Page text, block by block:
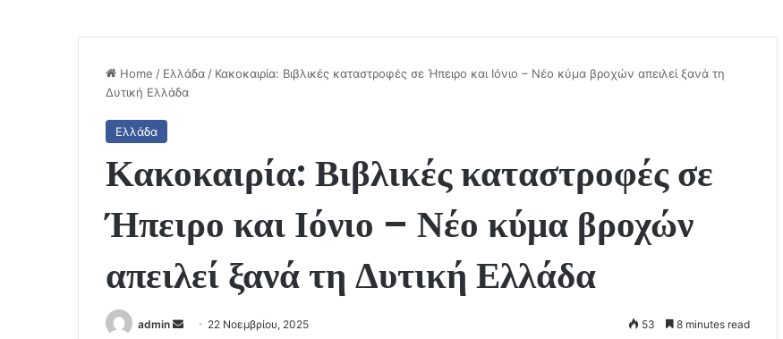
Home / Ελλάδα / Κακοκαιρία: Βιβλικές καταστροφές σε Ήπειρο και Ιόνιο – Νέο κύμα βροχών απειλεί ξανά τη
Δυτική Ελλάδα
Ελλάδα
Κακοκαιρία: Βιβλικές καταστροφές σε
Ήπειρο και Ιόνιο – Νέο κύμα βροχών
απειλεί ξανά τη Δυτική Ελλάδα
admin
Send 22 Νοεμβρίου, 2025 53 8 minutes read